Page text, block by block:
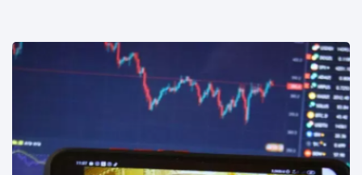
Aset
Siak Sri Indrapura
Pekanbaru